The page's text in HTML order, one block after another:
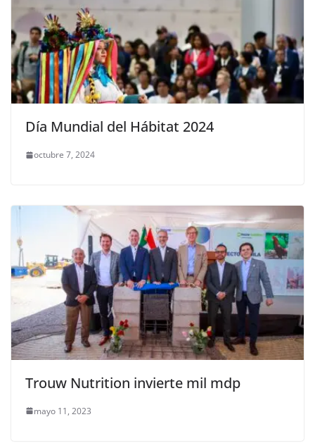
Día Mundial del Hábitat 2024
octubre 7, 2024
Trouw Nutrition invierte mil mdp
mayo 11, 2023